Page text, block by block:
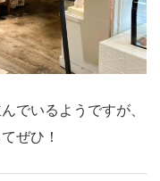
でいるようですが、
ぜひ！